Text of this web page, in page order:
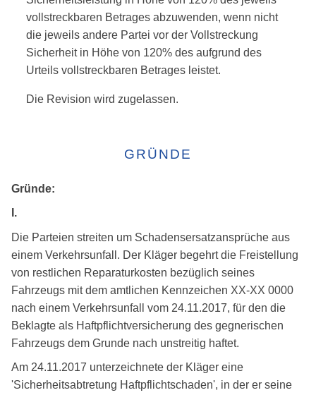
vollstreckbaren Betrages abzuwenden, wenn nicht
die jeweils andere Partei vor der Vollstreckung
Sicherheit in Höhe von 120% des aufgrund des
Urteils vollstreckbaren Betrages leistet.
Die Revision wird zugelassen.
GRÜNDE
Gründe:
I.
Die Parteien streiten um Schadensersatzansprüche aus
einem Verkehrsunfall. Der Kläger begehrt die Freistellung
von restlichen Reparaturkosten bezüglich seines
Fahrzeugs mit dem amtlichen Kennzeichen XX-XX 0000
nach einem Verkehrsunfall vom 24.11.2017, für den die
Beklagte als Haftpflichtversicherung des gegnerischen
Fahrzeugs dem Grunde nach unstreitig haftet.
Am 24.11.2017 unterzeichnete der Kläger eine
'Sicherheitsabtretung Haftpflichtschaden', in der er seine